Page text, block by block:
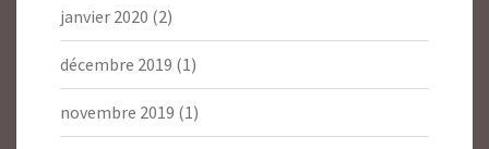
janvier 2020 (2)
décembre 2019 (1)
novembre 2019 (1)